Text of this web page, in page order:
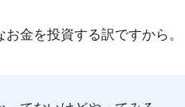
お金を投資する訳ですから。